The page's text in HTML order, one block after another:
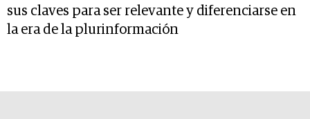
sus claves para ser relevante y diferenciarse en
la era de la plurinformación